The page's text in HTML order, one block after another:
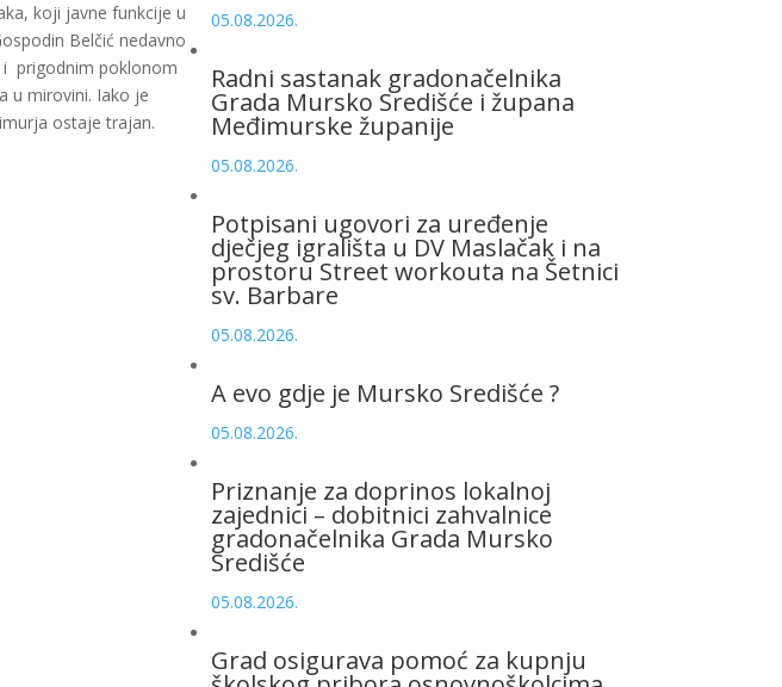
koji javne funkcije u
Belčić nedavno
i prigodnim poklonom
u mirovini. Iako je
ostaje trajan.
05.08.2026.
Radni sastanak gradonačelnika
Grada Mursko Središće i župana
Međimurske županije
05.08.2026.
Potpisani ugovori za uređenje
dječjeg igrališta u DV Maslačak i na
prostoru Street workouta na Šetnici
sv. Barbare
05.08.2026.
A evo gdje je Mursko Središće ?
05.08.2026.
Priznanje za doprinos lokalnoj
zajednici – dobitnici zahvalnice
gradonačelnika Grada Mursko
Središće
05.08.2026.
Grad osigurava pomoć za kupnju